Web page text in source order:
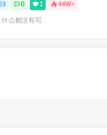
0 1 44W+
么都没有写...